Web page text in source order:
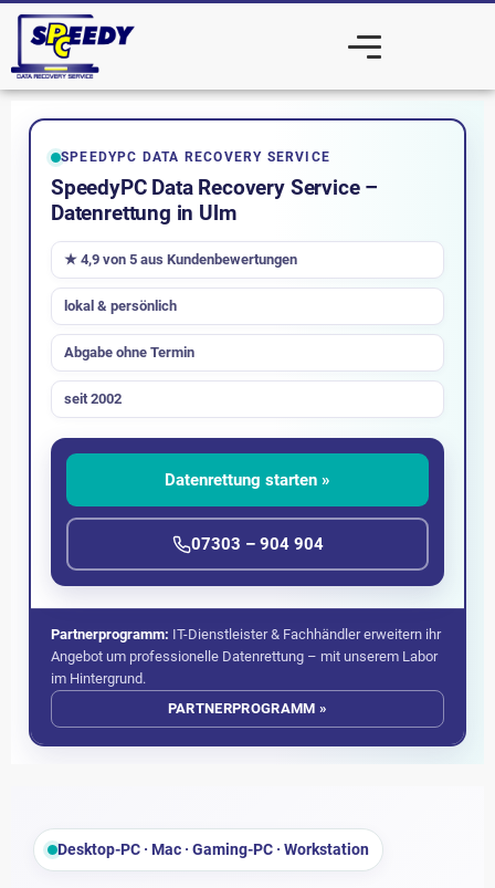
SPEEDYPC DATA RECOVERY SERVICE
SpeedyPC Data Recovery Service –
Datenrettung in Ulm
★ 4,9 von 5 aus Kundenbewertungen
lokal & persönlich
Abgabe ohne Termin
seit 2002
Datenrettung starten »
07303 – 904 904
Partnerprogramm: IT-Dienstleister & Fachhändler erweitern ihr
Angebot um professionelle Datenrettung – mit unserem Labor
im Hintergrund.
PARTNERPROGRAMM »
Desktop-PC · Mac · Gaming-PC · Workstation